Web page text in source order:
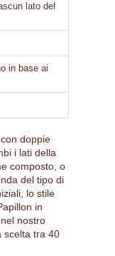
lato del
in base ai
doppie
i lati della
composto, o
del tipo di
lo stile
in
nostro
scelta tra 40